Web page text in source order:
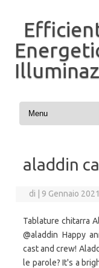
Vai al contenuto
aladdin
di 9 Gennaio 2021
Tablature chitarra
@aladdin Happy
cast and crew!
le parole? It's a